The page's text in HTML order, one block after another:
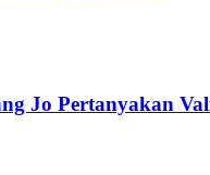
Jo Pertanyakan